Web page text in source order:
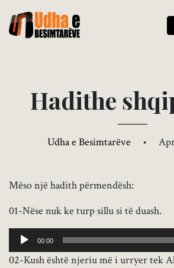
Hadithe shqi
Udha e Besimtarëve •
Mëso një hadith përmendësh:
01-Nëse nuk ke turp sillu si të duash.
Audio
Player
00:00
02-Kush është njeriu më i urryer tek